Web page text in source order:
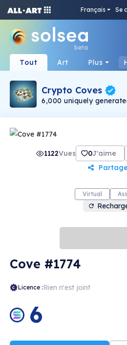
Français Se
beta
Tout Art Plus
Crypto Coves
6,000 uniquely
Top 1000 will have
1122Vues 0J'aime
Virtual
Cove #1774
Licence :Rien n'est joint
6